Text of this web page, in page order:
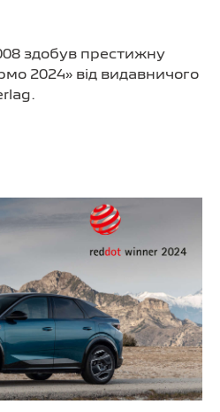
здобув престижну
2024» від видавничого